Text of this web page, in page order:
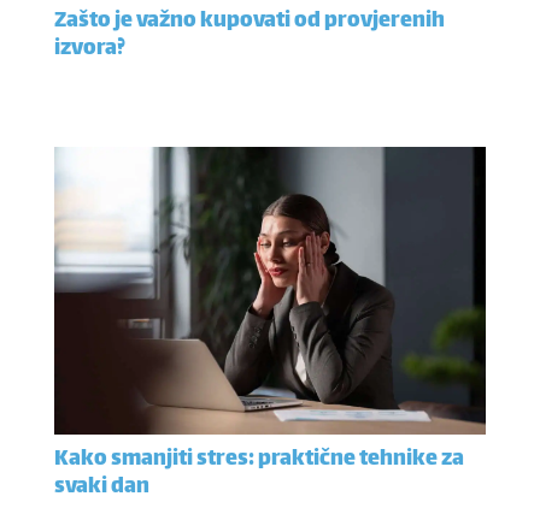
Zašto je važno kupovati od provjerenih
izvora?
Kako smanjiti stres: praktične tehnike za
svaki dan